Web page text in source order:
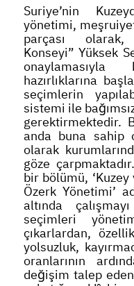
Suriye’nin
yönetimi,
parçası
Konseyi” Yüksek
hazırlıklarına
seçimlerin
sistemi ile
gerektirmektedir.
anda buna sahip
olarak
göze
bir bölümü,
Özerk Yönetimi’
altında
seçimleri
çıkarlardan,
yolsuzluk,
oranlarının
değişim talep